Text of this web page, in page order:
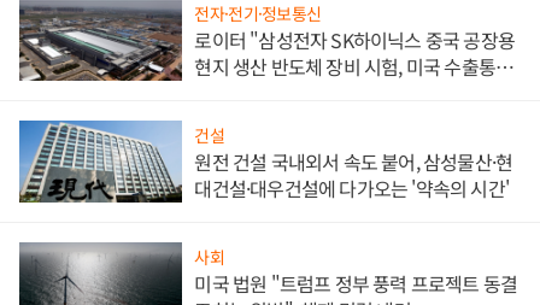
전자·전기·정보통신
로이터 "삼성전자 SK하이닉스 중국 공장용
현지 생산 반도체 장비 시험, 미국 수출통제
건설
원전 건설 국내외서 속도 붙어, 삼성물산·현
대건설·대우건설에 다가오는 '약속의 시간'
사회
미국 법원 "트럼프 정부 풍력 프로젝트 동결